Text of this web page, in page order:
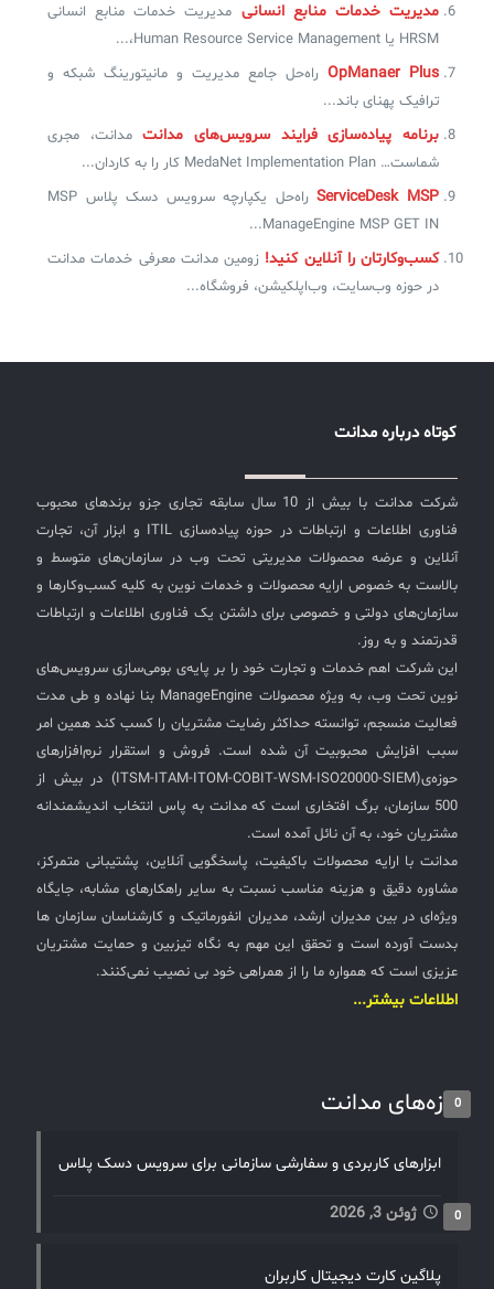
مدیریت خدمات منابع انسانی مدیریت خدمات منابع انسانی
HRSM یا Human Resource Service Management،...
OpManaer Plus راه‌حل جامع مدیریت و مانیتورینگ شبکه و
ترافیک پهنای باند...
برنامه‌ پیاده‌سازی فرایند سرویس‌های مدانت مدانت، مجری
شماست… MedaNet Implementation Plan کار را به کاردان...
ServiceDesk MSP
راه‌حل یکپارچه سرویس دسک پلاس MSP
ManageEngine MSP GET IN...
کسب‌وکارتان را آنلاین کنید! زومین مدانت معرفی خدمات مدانت
در حوزه‌ وب‌سایت، وب‌اپلکیشن، فروشگاه...
کوتاه درباره مدانت
شرکت مدانت با بیش از 10 سال سابقه تجاری جزو برندهای محبوب
فناوری اطلاعات و ارتباطات در حوزه پیاده‌سازی ITIL و ابزار آن، تجارت
آنلاین و عرضه محصولات مدیریتی تحت وب در سازمان‌های متوسط و
بالاست به خصوص ارایه محصولات و خدمات نوین به کلیه کسب‌وکارها و
سازمان‌های دولتی و خصوصی برای داشتن یک فناوری اطلاعات و ارتباطات
قدرتمند و به روز.
این شرکت اهم خدمات و تجارت خود را بر پایه‌ی بومی‌سازی سرویس‌های
نوین تحت وب، به ویژه محصولات ManageEngine بنا نهاده و طی مدت
فعالیت منسجم، توانسته حداکثر رضایت مشتریان را کسب کند همین امر
سبب افزایش محبوبیت آن شده است. فروش و استقرار نرم‌افزارهای
حوزه‌ی(ITSM-ITAM-ITOM-COBIT-WSM-ISO20000-SIEM) در بیش از
500 سازمان، برگ افتخاری است که مدانت به پاس انتخاب اندیشمندانه
مشتریان خود، به آن نائل آمده است.
مدانت با ارایه محصولات باکیفیت، پاسخگویی آنلاین، پشتیبانی متمرکز،
مشاوره دقیق و هزینه مناسب نسبت به سایر راهکارهای مشابه، جایگاه
ویژه‌ای در بین مدیران ارشد، مدیران انفورماتیک و کارشناسان سازمان ها
بدست آورده است و تحقق این مهم به نگاه تیزبین و حمایت مشتریان
عزیزی است که همواره ما را از همراهی خود بی نصیب نمی‌کنند.
اطلاعات بیشتر...
تازه‌های مدانت0
ابزارهای کاربردی و سفارشی سازمانی برای سرویس دسک پلاس
ژوئن 3, 2026 0
پلاگین کارت دیجیتال کاربران